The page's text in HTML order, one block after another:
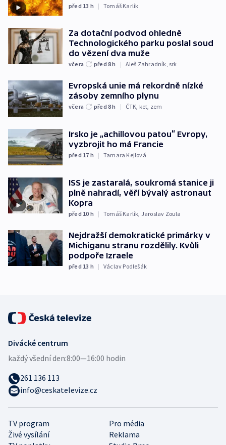
před 13 h | Tomáš Karlík
Za dotační podvod ohledně
Technologického parku poslal soud
do vězení dva muže
včera před 8h | Aleš Zahradník, srk
Evropská unie má rekordně nízké
zásoby zemního plynu
včera před 8h | ČTK, ket, zem
Irsko je „achillovou patou“ Evropy,
vyzbrojit ho má Francie
před 17 h | Tamara Kejlová
ISS je zastaralá, soukromá stanice ji
plně nahradí, věří bývalý astronaut
Kopra
před 10 h | Tomáš Karlík Jaroslav Zoula
Nejdražší demokratické primárky v
Michiganu stranu rozdělily. Kvůli
podpoře Izraele
před 13 h | Václav Podlešák
TV program
Pro média
Živé vysílání
Reklama
Divácké centrum
každý všední den:8:00—16:00 hodin
261 136 113
info@ceskatelevize.cz